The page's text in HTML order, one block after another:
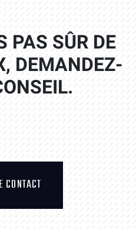
PAS SÛR DE
DEMANDEZ-
CONTACT